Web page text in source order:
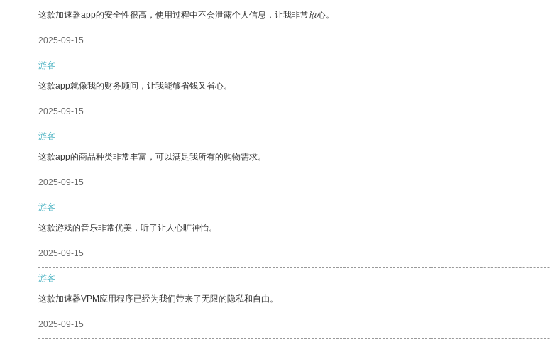
这款加速器app的安全性很高，使用过程中不会泄露个人信息，让我非常放心。
2025-09-15
游客
这款app就像我的财务顾问，让我能够省钱又省心。
2025-09-15
游客
这款app的商品种类非常丰富，可以满足我所有的购物需求。
2025-09-15
游客
这款游戏的音乐非常优美，听了让人心旷神怡。
2025-09-15
游客
这款加速器VPM应用程序已经为我们带来了无限的隐私和自由。
2025-09-15